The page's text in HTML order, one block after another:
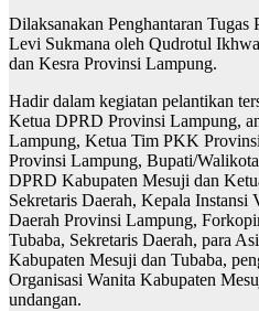
Dilaksanakan Penghantaran
Levi Sukmana oleh Qudrotul
dan Kesra Provinsi Lampung.
Hadir dalam kegiatan pelantikan
Ketua DPRD Provinsi Lampung,
Lampung, Ketua Tim PKK
Provinsi Lampung, Bupati/
DPRD Kabupaten Mesuji dan
Sekretaris Daerah, Kepala Instansi
Daerah Provinsi Lampung,
Tubaba, Sekretaris Daerah, para
Kabupaten Mesuji dan Tubaba,
Organisasi Wanita Kabupaten
undangan.